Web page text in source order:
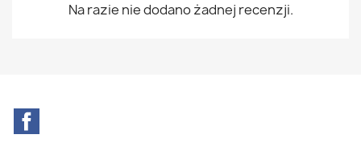
Na razie nie dodano żadnej recenzji.